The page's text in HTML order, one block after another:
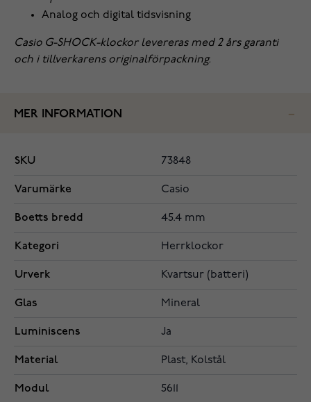
Analog och digital tidsvisning
Casio G-SHOCK-klockor levereras med 2 års garanti
och i tillverkarens originalförpackning.
MER INFORMATION
SKU 73848
Varumärke Casio
Boetts bredd 45.4 mm
Kategori Herrklockor
Urverk Kvartsur (batteri)
Glas Mineral
Luminiscens Ja
Material Plast, Kolstål
Modul 5611